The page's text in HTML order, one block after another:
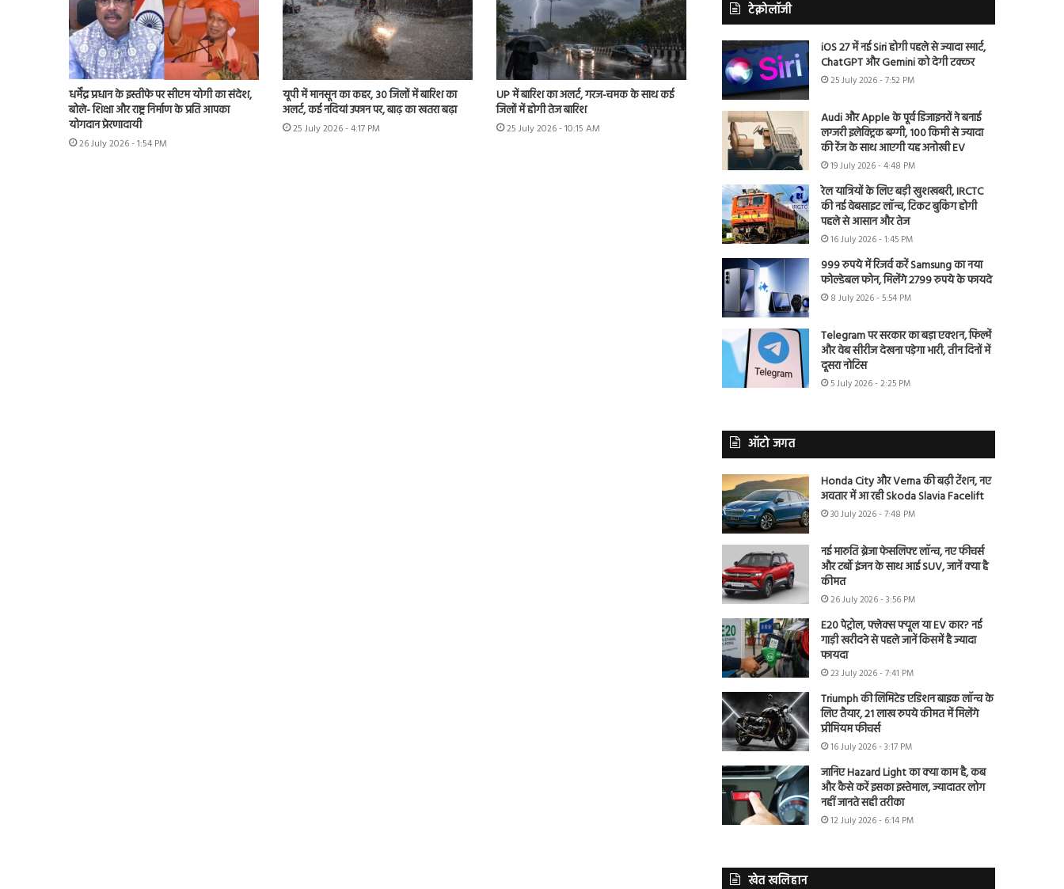
धर्मेंद्र प्रधान के इस्तीफे पर सीएम योगी का संदेश,
बोले- शिक्षा और राष्ट्र निर्माण के प्रति आपका
योगदान प्रेरणादायी
26 July 2026 - 1:54 PM
यूपी में मानसून का कहर, 30 जिलों में बारिश का
अलर्ट, कई नदियां उफान पर, बाढ़ का खतरा बढ़ा
25 July 2026 - 4:17 PM
UP में बारिश का अलर्ट, गरज-चमक के साथ कई
जिलों में होगी तेज बारिश
25 July 2026 - 10:15 AM
टेक्नोलॉजी
iOS 27 में नई Siri होगी पहले से ज्यादा स्मार्ट,
ChatGPT और Gemini को देगी टक्कर
25 July 2026 - 7:52 PM
Audi और Apple के पूर्व डिजाइनरों ने बनाई
लग्जरी इलेक्ट्रिक बग्गी, 100 किमी से ज्यादा
की रेंज के साथ आएगी यह अनोखी EV
19 July 2026 - 4:48 PM
रेल यात्रियों के लिए बड़ी खुशखबरी, IRCTC
की नई वेबसाइट लॉन्च, टिकट बुकिंग होगी
पहले से आसान और तेज
16 July 2026 - 1:45 PM
999 रुपये में रिजर्व करें Samsung का नया
फोल्डेबल फोन, मिलेंगे 2799 रुपये के फायदे
8 July 2026 - 5:54 PM
Telegram पर सरकार का बड़ा एक्शन, फिल्में
और वेब सीरीज देखना पड़ेगा भारी, तीन दिनों में
दूसरा नोटिस
5 July 2026 - 2:25 PM
ऑटो जगत
Honda City और Verna की बढ़ी टेंशन, नए
अवतार में आ रही Skoda Slavia Facelift
30 July 2026 - 7:48 PM
नई मारुति ब्रेजा फेसलिफ्ट लॉन्च, नए फीचर्स
और टर्बो इंजन के साथ आई SUV, जानें क्या है
कीमत
26 July 2026 - 3:56 PM
E20 पेट्रोल, फ्लेक्स फ्यूल या EV कार? नई
गाड़ी खरीदने से पहले जानें किसमें है ज्यादा
फायदा
23 July 2026 - 7:41 PM
Triumph की लिमिटेड एडिशन बाइक लॉन्च के
लिए तैयार, 21 लाख रुपये कीमत में मिलेंगे
प्रीमियम फीचर्स
16 July 2026 - 3:17 PM
जानिए Hazard Light का क्या काम है, कब
और कैसे करें इसका इस्तेमाल, ज्यादातर लोग
नहीं जानते सही तरीका
12 July 2026 - 6:14 PM
खेत खलिहान